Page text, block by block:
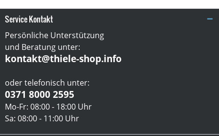
Service Kontakt
Persönliche Unterstützung
und Beratung unter:
kontakt@thiele-shop.info
oder telefonisch unter:
0371 8000 2595
Mo-Fr: 08:00 - 18:00 Uhr
Sa: 08:00 - 11:00 Uhr